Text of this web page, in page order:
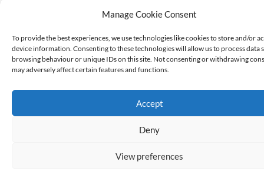
Manage Cookie Consent
To provide the best experiences, we use technologies like cookies to store and/or
device information. Consenting to these technologies will allow us to process data
browsing behaviour or unique IDs on this site. Not consenting or withdrawing
may adversely affect certain features and functions.
Accept
Deny
View preferences